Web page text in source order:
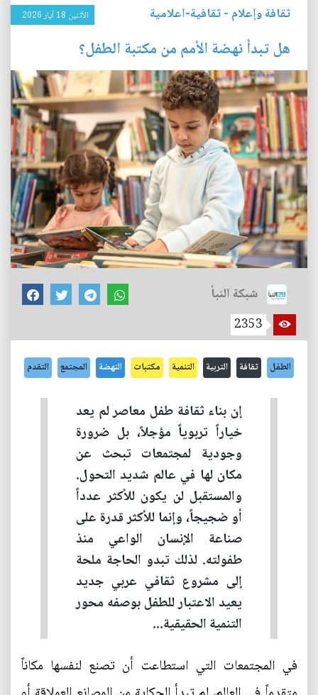
ثقافة وإعلام -ثقافية-اعلامية الأثنين 18 آيار 2026
هل تبدأ نهضة الأمم من مكتبة الطفل؟
شبكة النبأ
2353
الطفل ثقافة التربية التنمية مكتبات النهضة المجتمع التقدم
إن بناء ثقافة طفل معاصر لم يعد
خياراً تربوياً مؤجلاً، بل ضرورة
وجودية لمجتمعات تبحث عن
مكان لها في عالم شديد التحول.
والمستقبل لن يكون للأكثر عدداً
أو ضجيجاً، وإنما للأكثر قدرة على
صناعة الإنسان الواعي منذ
طفولته. لذلك تبدو الحاجة ملحة
إلى مشروع ثقافي عربي جديد
يعيد الاعتبار للطفل بوصفه محور
التنمية الحقيقية...
في المجتمعات التي استطاعت أن تصنع لنفسها مكاناً